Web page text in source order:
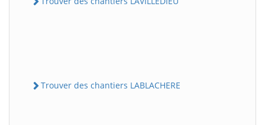
Trouver des chantiers LABLACHERE